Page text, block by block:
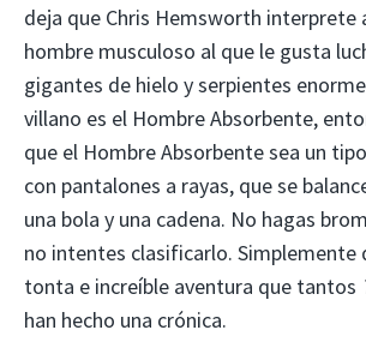
deja que Chris Hemsworth interprete
hombre musculoso al que le gusta
gigantes de hielo y serpientes
villano es el Hombre Absorbente,
que el Hombre Absorbente sea un
con pantalones a rayas, que se
una bola y una cadena. No hagas
no intentes clasificarlo. Simplemente
tonta e increíble aventura que tantos
han hecho una crónica.